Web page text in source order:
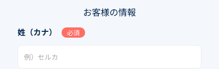
お客様の情報
姓（カナ） 必須